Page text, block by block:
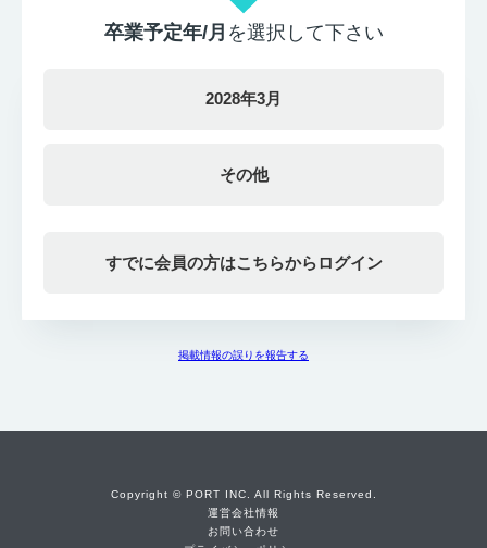
卒業予定年/月 を選択して下さい
2028年3月
その他
すでに会員の方はこちらからログイン
掲載情報の誤りを報告する
Copyright © PORT INC. All Rights Reserved.
運営会社情報
お問い合わせ